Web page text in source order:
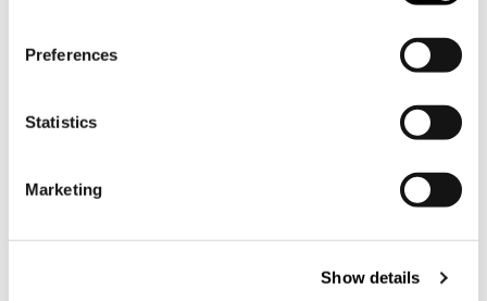
Preferences
Statistics
Marketing
Show details
vackraste julsångerna
Öppettider 15.11–14.12
Söderlångviks museum:
Gårdsboden & kafé Glassgaraget i Amos